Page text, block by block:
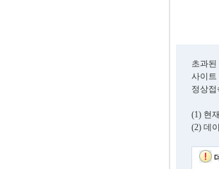
초과
사이트
정상접
(1) 현
(2) 데